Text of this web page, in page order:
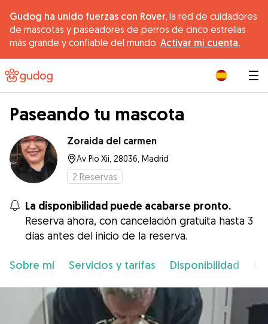
Gudog ha unido fuerzas con Rover, la red de cuidadores
de mascotas y paseadores de perros de cinco estrellas
más grande y confiable del mundo. Activar mi cuenta.
Paseando tu mascota
Zoraida del carmen
Av Pio Xii, 28036, Madrid
2 Reservas
La disponibilidad puede acabarse pronto.
Reserva ahora, con cancelación gratuita hasta 3
días antes del inicio de la reserva.
Sobre mí Servicios y tarifas Disponibilidad